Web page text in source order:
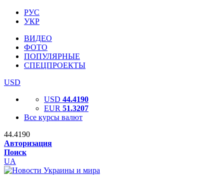
РУС
УКР
ВИДЕО
ФОТО
ПОПУЛЯРНЫЕ
СПЕЦПРОЕКТЫ
USD
USD 44.4190
EUR 51.3207
Все курсы валют
44.4190
Авторизация
Поиск
UA